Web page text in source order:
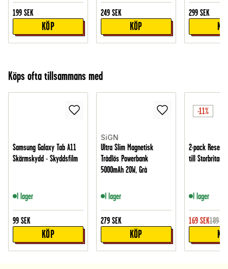
199 SEK
KÖP
249 SEK
KÖP
299 SEK
Köps ofta tillsammans med
Samsung Galaxy Tab A11
Skärmskydd - Skyddsfilm
I lager
99 SEK
KÖP
SiGN
Ultra Slim Magnetisk
Trådlös Powerbank
5000mAh 20W, Grå
I lager
279 SEK
KÖP
-11%
2-pack
till
I lager
169 SEK189